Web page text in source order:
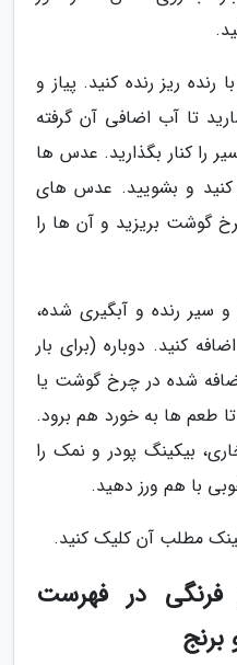
ریز رنده کنید. پیاز و
تا آب اضافی آن گرفته
را کنار بگذارید. عدس ها
کنید و بشویید. عدس های
گوشت بریزید و آن ها را
رنده و آبگیری شده،
کنید. دوباره (برای بار
شده در چرخ گوشت یا
طعم ها به خورد هم برود.
بیکینگ پودر و نمک را
با هم ورز دهید.
مطلب آن کلیک کنید.
فرنگی در فهرست